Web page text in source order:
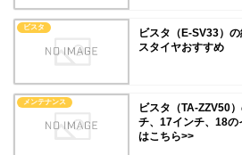
ビスタ
ビスタ（E-SV33）
スタイヤおすすめ
メンテナンス
ビスタ（TA-ZZV50
チ、17インチ、18の
はこちら>>